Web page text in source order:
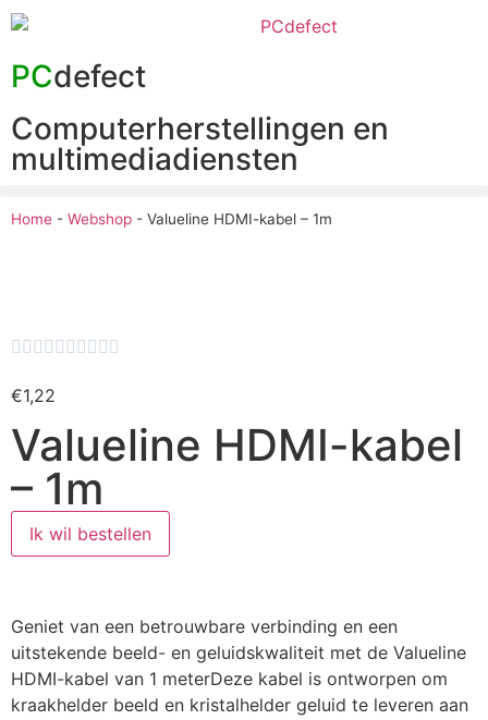
PCdefect
Computerherstellingen en
multimediadiensten
Home - Webshop - Valueline HDMI-kabel – 1m
         
€1,22
Valueline HDMI-kabel
– 1m
Ik wil bestellen
Geniet van een betrouwbare verbinding en een
uitstekende beeld- en geluidskwaliteit met de Valueline
HDMI-kabel van 1 meterDeze kabel is ontworpen om
kraakhelder beeld en kristalhelder geluid te leveren aan